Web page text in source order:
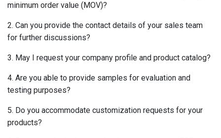
minimum order value (MOV)?
2. Can you provide the contact details of your sales team
for further discussions?
3. May I request your company profile and product catalog?
4. Are you able to provide samples for evaluation and
testing purposes?
5. Do you accommodate customization requests for your
products?